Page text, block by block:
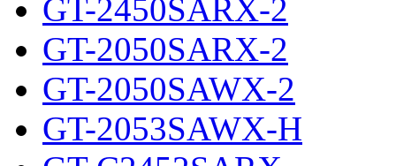
GT-2450SARX-2
GT-2050SARX-2
GT-2050SAWX-2
GT-2053SAWX-H